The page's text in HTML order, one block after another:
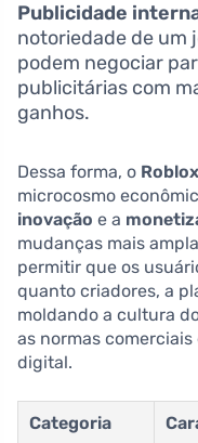
Publicidade
notoriedade de um
podem negociar
publicitárias com
ganhos.
Dessa forma, o Roblox
microcosmo
inovação e a
mudanças mais
permitir que os
quanto criadores, a
moldando a cultura
as normas
digital.
Categoria